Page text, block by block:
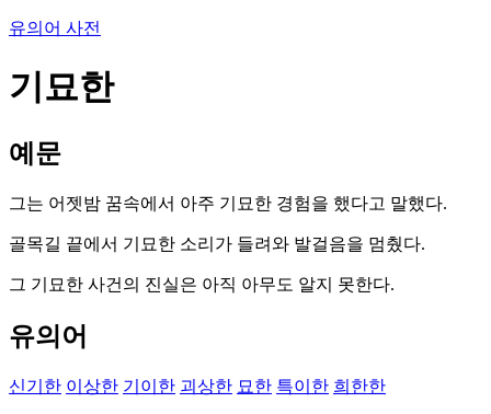
유의어 사전
기묘한
예문
그는 어젯밤 꿈속에서 아주 기묘한 경험을 했다고 말했다.
골목길 끝에서 기묘한 소리가 들려와 발걸음을 멈췄다.
그 기묘한 사건의 진실은 아직 아무도 알지 못한다.
유의어
신기한 이상한 기이한 괴상한 묘한 특이한 희한한